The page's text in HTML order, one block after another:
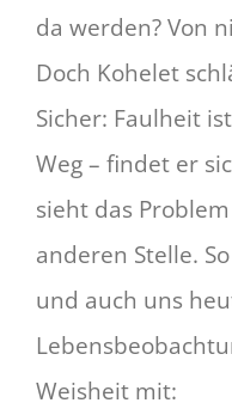
da werden? Von
Doch Kohelet
Sicher: Faulheit
Weg – findet er
sieht das
anderen Stelle.
und auch uns
Weisheit mit: